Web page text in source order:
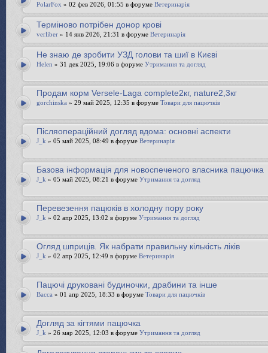
PolarFox » 02 фев 2026, 01:55 в форуме Ветеринарія
Терміново потрібен донор крові
verliber » 14 янв 2026, 21:31 в форуме Ветеринарія
Не знаю де зробити УЗД голови та шиї в Києві
Helen » 31 дек 2025, 19:06 в форуме Утримання та догляд
Продам корм Versele-Laga complete2кг, nature2,3кг
gorchinska » 29 май 2025, 12:35 в форуме Товари для пацючків
Післяопераційний догляд вдома: основні аспекти
J_k » 05 май 2025, 08:49 в форуме Ветеринарія
Базова інформація для новоспеченого власника пацючка
J_k » 05 май 2025, 08:21 в форуме Утримання та догляд
Перевезення пацюків в холодну пору року
J_k » 02 апр 2025, 13:02 в форуме Утримання та догляд
Огляд шприців. Як набрати правильну кількість ліків
J_k » 02 апр 2025, 12:49 в форуме Ветеринарія
Пацючі друковані будиночки, драбини та інше
Bacca » 01 апр 2025, 18:33 в форуме Товари для пацючків
Догляд за кігтями пацючка
J_k » 26 мар 2025, 12:03 в форуме Утримання та догляд